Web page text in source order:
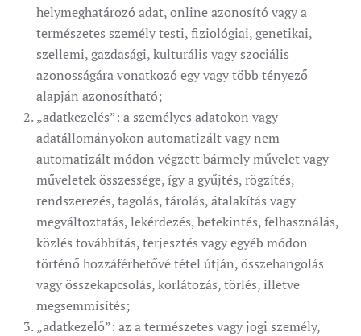
helymeghatározó adat, online azonosító vagy a
természetes személy testi, fiziológiai, genetikai,
szellemi, gazdasági, kulturális vagy szociális
azonosságára vonatkozó egy vagy több tényező
alapján azonosítható;
„adatkezelés”: a személyes adatokon vagy
adatállományokon automatizált vagy nem
automatizált módon végzett bármely művelet vagy
műveletek összessége, így a gyűjtés, rögzítés,
rendszerezés, tagolás, tárolás, átalakítás vagy
megváltoztatás, lekérdezés, betekintés, felhasználás,
közlés továbbítás, terjesztés vagy egyéb módon
történő hozzáférhetővé tétel útján, összehangolás
vagy összekapcsolás, korlátozás, törlés, illetve
megsemmisítés;
„adatkezelő”: az a természetes vagy jogi személy,